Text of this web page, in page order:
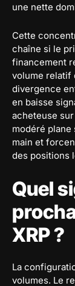
une nette
Cette
chaîne si le
financement
volume relatif
divergence
en baisse
acheteuse
modéré plane
main et
des positions
Quel
XRP ?
La
volumes. Le